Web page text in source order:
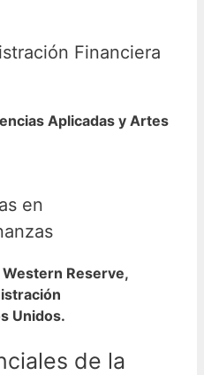
Financiera
Aplicadas y Artes
en
Reserve,
Unidos.
de la